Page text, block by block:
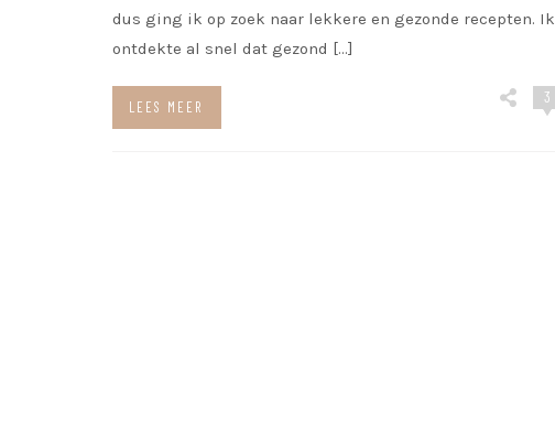
dus ging ik op zoek naar lekkere en gezonde recepten. Ik
ontdekte al snel dat gezond […]
LEES MEER
3